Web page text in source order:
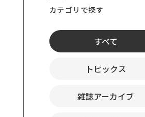
カテゴリで探す
すべて
トピックス
雑誌アーカイブ